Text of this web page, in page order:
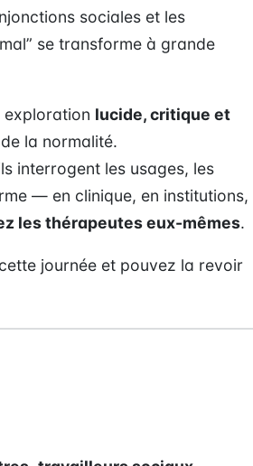
sociales et les
se transforme à grande
exploration lucide, critique et
la normalité.
interrogent les usages, les
— en clinique, en institutions,
les thérapeutes eux-mêmes.
journée et pouvez la revoir